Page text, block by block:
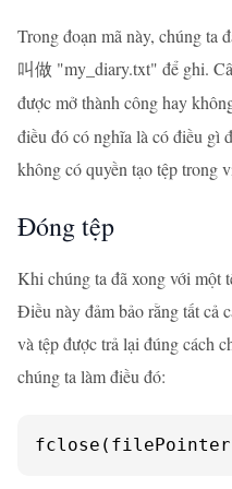
Trong đoạn mã này, chúng ta
叫做 "my_diary.txt" để ghi.
được mở thành công hay
điều đó có nghĩa là có điều gì
không có quyền tạo tệp trong
Đóng tệp
Khi chúng ta đã xong với một
Điều này đảm bảo rằng tất cả
và tệp được trả lại đúng cách
chúng ta làm điều đó: